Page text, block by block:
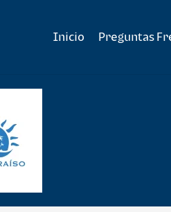
Inicio Preguntas